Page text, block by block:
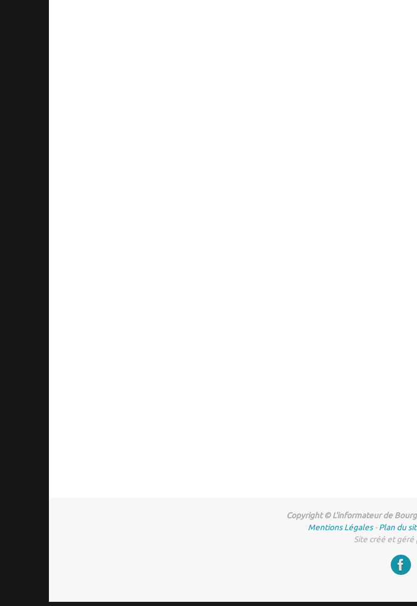
Copyright © L'informateur de
Mentions Légales-Plan du
Site créé et géré